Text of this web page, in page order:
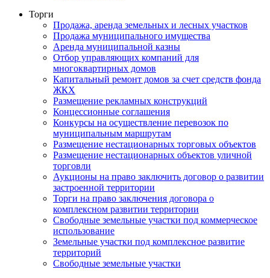
Торги
Продажа, аренда земельных и лесных участков
Продажа муниципального имущества
Аренда муниципальной казны
Отбор управляющих компаний для
многоквартирных домов
Капитальный ремонт домов за счет средств фонда
ЖКХ
Размещение рекламных конструкций
Концессионные соглашения
Конкурсы на осуществление перевозок по
муниципальным маршрутам
Размещение нестационарных торговых объектов
Размещение нестационарных объектов уличной
торговли
Аукционы на право заключить договор о развитии
застроенной территории
Торги на право заключения договора о
комплексном развитии территории
Свободные земельные участки под коммерческое
использование
Земельные участки под комплексное развитие
территорий
Свободные земельные участки